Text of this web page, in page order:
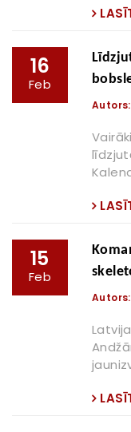
16
Feb
Autors:
15
Feb
Autors: